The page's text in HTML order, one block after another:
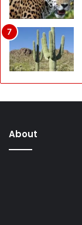
About